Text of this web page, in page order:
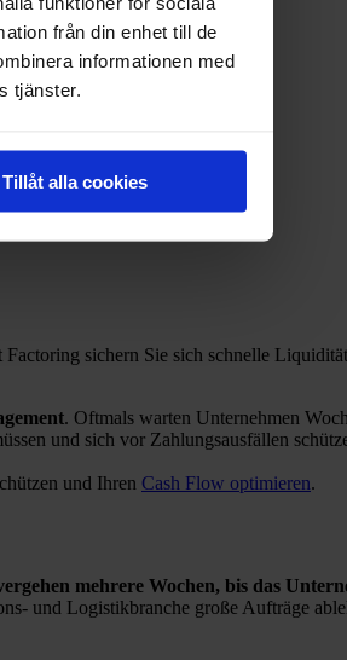
från din enhet till de
informationen med
tjänster.
Tillåt alla cookies
sichern Sie sich schnelle
. Oftmals warten Unternehmen
und sich vor Zahlungsausfällen
und Ihren Cash Flow optimieren.
mehrere Wochen, bis das
und Logistikbranche große Aufträge